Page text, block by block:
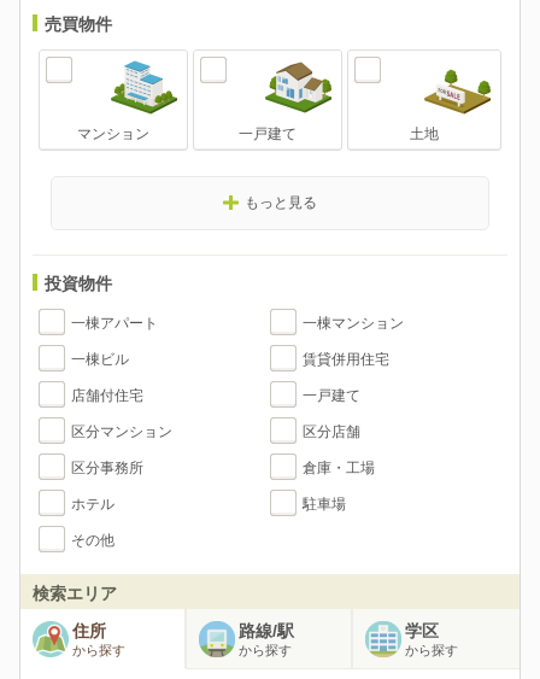
売買物件
マンション 一戸建て 土地
もっと見る
投資物件
一棟アパート 一棟マンション
一棟ビル 賃貸併用住宅
店舗付住宅 一戸建て
区分マンション 区分店舗
区分事務所 倉庫・工場
ホテル 駐車場
その他
検索エリア
住所
から探す
路線/駅
から探す
学区
から探す